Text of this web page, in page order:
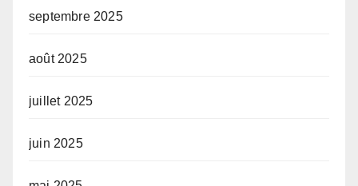
septembre 2025
août 2025
juillet 2025
juin 2025